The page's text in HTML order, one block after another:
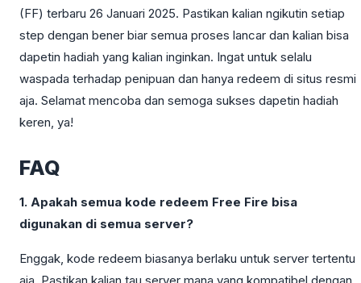
(FF) terbaru 26 Januari 2025. Pastikan kalian ngikutin setiap
step dengan bener biar semua proses lancar dan kalian bisa
dapetin hadiah yang kalian inginkan. Ingat untuk selalu
waspada terhadap penipuan dan hanya redeem di situs resmi
aja. Selamat mencoba dan semoga sukses dapetin hadiah
keren, ya!
FAQ
1. Apakah semua kode redeem Free Fire bisa
digunakan di semua server?
Enggak, kode redeem biasanya berlaku untuk server tertentu